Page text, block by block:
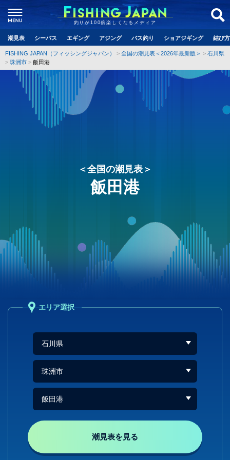
釣りが100倍楽しくなるメディア
潮見表 シーバス エギング アジング バス釣り ショアジギング 結び
FISHING JAPAN（フィッシングジャパン） 全国の潮見表＜2026年最新版＞
石川県
珠洲市
飯田港
＜全国の潮見表＞
飯田港
エリア選択
潮見表を見る